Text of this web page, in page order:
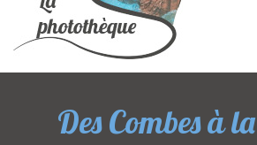
Des Combes à